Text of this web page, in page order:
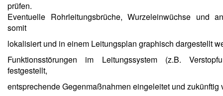
prüfen.
Eventuelle Rohrleitungsbrüche, Wurzeleinwüchse und
somit
lokalisiert und in einem Leitungsplan graphisch dargestellt
Funktionsstörungen im Leitungssystem (z.B.
festgestellt,
entsprechende Gegenmaßnahmen eingeleitet und zukünftig